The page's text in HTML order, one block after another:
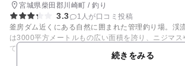
宮城県柴田郡川崎町 / 釣り
3.3
1人が口コミ投稿
釜房ダム近くにある自然に囲まれた管理釣り場。渓
は3000平方メートルもの広い面積を誇り、ニジマ
ています。貸し竿やエサの販売もあるので、気軽に
釣りを楽しんでみませんか。通年営業のうえ、ルア
続きをみる